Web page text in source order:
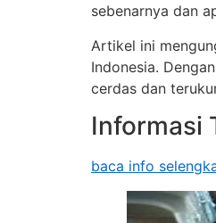
sebenarnya dan
Artikel ini
Indonesia.
cerdas dan
Informasi
baca info